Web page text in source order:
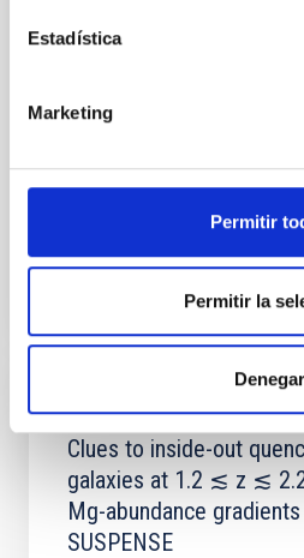
Estadística
Marketing
Permitir
Permitir la
Denegar
instead, however, that the
Fecha de publicación: 5
NÚMERO DE CITAS 0
CON ÁRBITRO
Clues to inside-out
galaxies at 1.2 ≲ z ≲
Mg-abundance
SUSPENSE